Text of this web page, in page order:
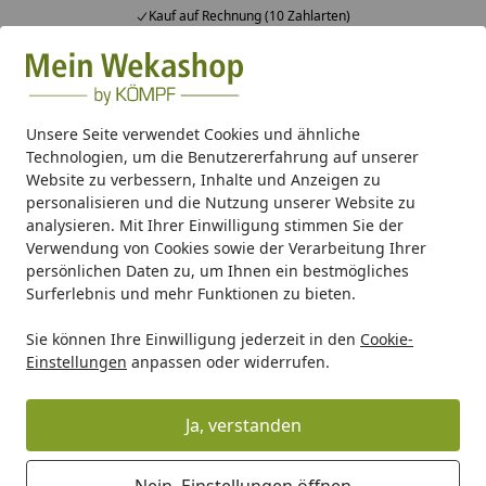
Unsere Seite verwendet Cookies und ähnliche
Technologien, um die Benutzererfahrung auf unserer
Website zu verbessern, Inhalte und Anzeigen zu
personalisieren und die Nutzung unserer Website zu
analysieren. Mit Ihrer Einwilligung stimmen Sie der
Verwendung von Cookies sowie der Verarbeitung Ihrer
persönlichen Daten zu, um Ihnen ein bestmögliches
Surferlebnis und mehr Funktionen zu bieten.
Sie können Ihre Einwilligung jederzeit in den Cookie-
Einstellungen anpassen oder widerrufen.
Ja, verstanden
Kauf auf Rechnung (10 Zahlarten)
Alle Produkte
Mein Konto
Suchen
Startseite
EPDM Folienset Nr. 101 - 610 x 600 cm
EPDM Folienset Nr. 101 - 610 x 600
cm